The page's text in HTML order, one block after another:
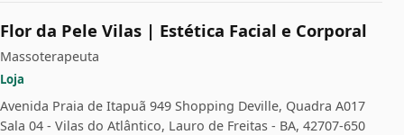
Flor da Pele Vilas | Estética Facial e Corporal
Massoterapeuta
Loja
Avenida Praia de Itapuã 949 Shopping Deville, Quadra A017
Sala 04 - Vilas do Atlântico, Lauro de Freitas - BA, 42707-650